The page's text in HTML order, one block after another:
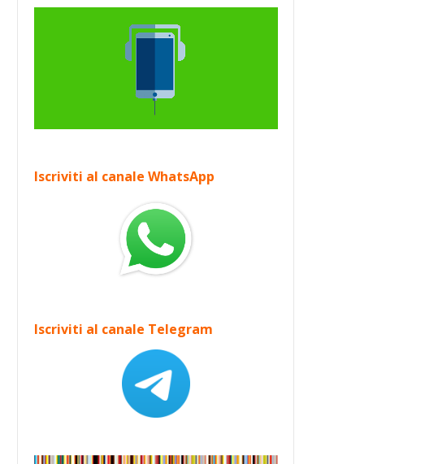
Iscriviti al canale WhatsApp
Iscriviti al canale Telegram